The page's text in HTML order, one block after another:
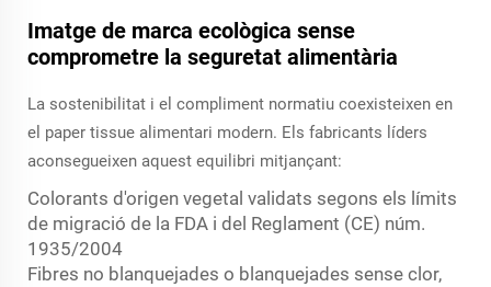
Imatge de marca ecològica sense
comprometre la seguretat alimentària
La sostenibilitat i el compliment normatiu coexisteixen en
el paper tissue alimentari modern. Els fabricants líders
aconsegueixen aquest equilibri mitjançant:
Colorants d'origen vegetal validats segons els límits
de migració de la FDA i del Reglament (CE) núm.
1935/2004
Fibres no blanquejades o blanquejades sense clor,